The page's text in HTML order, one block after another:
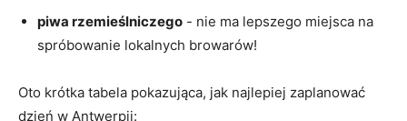
piwa ⁢rzemieślniczego ‌- nie ma lepszego⁣ miejsca na
spróbowanie lokalnych browarów!
Oto krótka⁣ tabela pokazująca, ⁢jak najlepiej zaplanować
dzień ‍w Antwerpii: